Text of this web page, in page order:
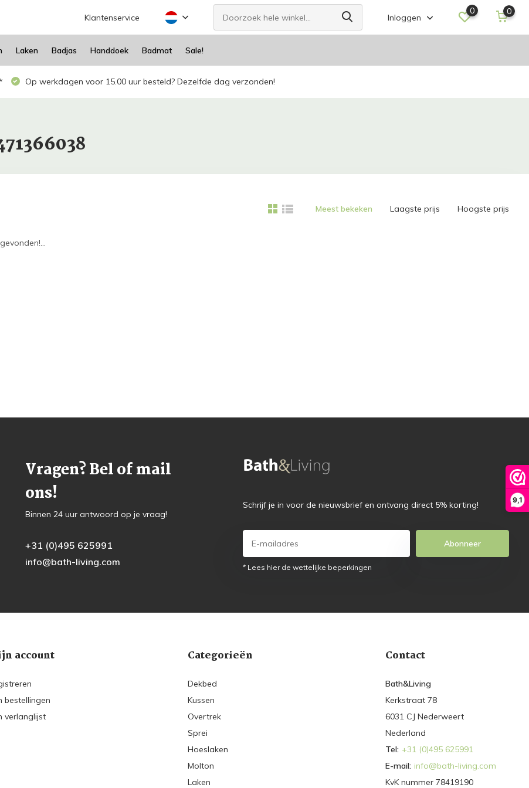
9,1
Klantenservice Inloggen
0 0
Laken Badjas Handdoek Badmat Sale!
Op werkdagen voor 15.00 uur besteld? Dezelfde dag verzonden!
Meest bekeken Laagste prijs Hoogste prijs
Vragen? Bel of mail
ons!
Binnen 24 uur antwoord op je vraag!
+31 (0)495 625991
info@bath-living.com
Schrijf je in voor de nieuwsbrief en ontvang direct 5% korting!
Abonneer
* Lees hier de wettelijke beperkingen
account
bestellingen
verlanglijst
Categorieën
Dekbed
Kussen
Overtrek
Sprei
Hoeslaken
Molton
Laken
Contact
Bath&Living
Kerkstraat 78
6031 CJ Nederweert
Nederland
Tel: +31 (0)495 625991
E-mail: info@bath-living.com
KvK nummer 78419190